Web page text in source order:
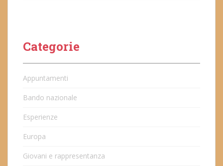
Categorie
Appuntamenti
Bando nazionale
Esperienze
Europa
Giovani e rappresentanza